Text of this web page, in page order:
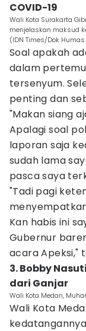
COVID-19
Wali Kota Surakarta
menjelaskan maksud
(IDN Times/Dok
Soal apakah
dalam
tersenyum.
penting dan
"Makan siang
Apalagi soal
laporan saja
sudah lama
pasca saya
"Tadi pagi
Kan habis ini
Gubernur
acara Apeksi,"
3. Bobby
dari Ganjar
Wali Kota Medan,
Wali Kota